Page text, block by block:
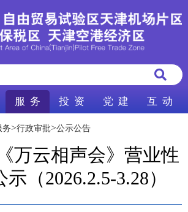
服 务 投 资 党 建 互 动
务>行政审批>公示公告
万云相声会》营业性
（2026.2.5-3.28）